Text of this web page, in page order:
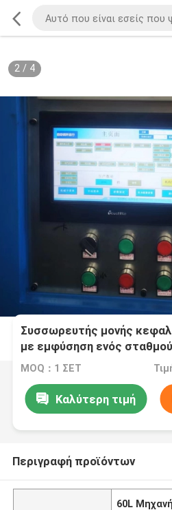
2/ 4
Συσσωρευτής μονής
με εμφύσηση ενός
καρέκλας
MOQ：1 ΣΕΤ
Καλύτερη τιμή
Περιγραφή προϊόντων
60L